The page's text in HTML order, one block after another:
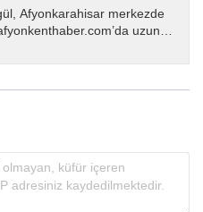
Afyonkarahisar merkezde
uzun
akışı...